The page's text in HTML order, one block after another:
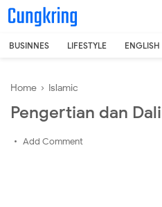
-->
BUSINNES LIFESTYLE ENGLISH
Home › Islamic
Pengertian dan
Add Comment